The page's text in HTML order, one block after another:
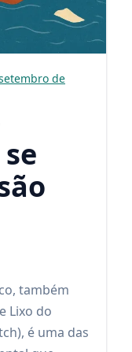
de
também
Lixo do
é uma das